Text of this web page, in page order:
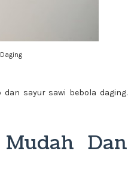
sayur sawi bebola daging.
Dan